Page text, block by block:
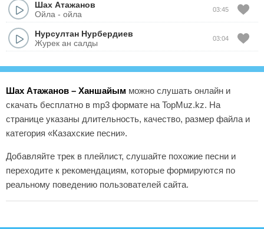
Шах Атажанов
Ойла - ойла
03:45
Нурсултан Нурбердиев
Журек ан салды
03:04
Шах Атажанов – Ханшайым можно слушать онлайн и
скачать бесплатно в mp3 формате на TopMuz.kz. На
странице указаны длительность, качество, размер файла и
категория «Казахские песни».
Добавляйте трек в плейлист, слушайте похожие песни и
переходите к рекомендациям, которые формируются по
реальному поведению пользователей сайта.